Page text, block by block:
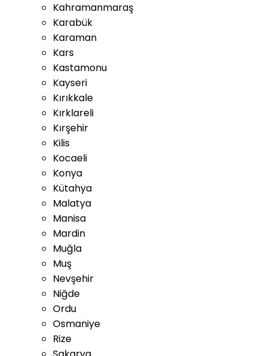
Kahramanmaraş
Karabük
Karaman
Kars
Kastamonu
Kayseri
Kırıkkale
Kırklareli
Kırşehir
Kilis
Kocaeli
Konya
Kütahya
Malatya
Manisa
Mardin
Muğla
Muş
Nevşehir
Niğde
Ordu
Osmaniye
Rize